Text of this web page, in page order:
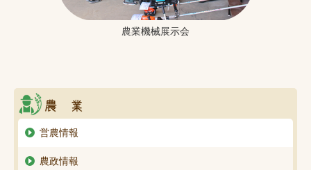
農業機械展示会
営農情報
農政情報